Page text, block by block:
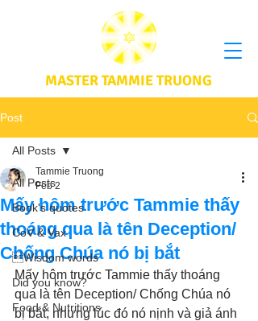
MASTER TAMMIE TRUONG
Post
All Posts
Book's quotes
CoV & Vax
Wisdom words
Did you know?
Food & Nutritions
All Posts
Mấy hôm trước Tammie thấy
thoáng qua là tên Deception/
Chống Chúa nó bị bắt
Tammie Truong
Feb 2
Mấy hôm trước Tammie thấy thoáng
qua là tên Deception/ Chống Chúa nó
bị bắt, nhưng lúc đó nó nịnh và giả ánh